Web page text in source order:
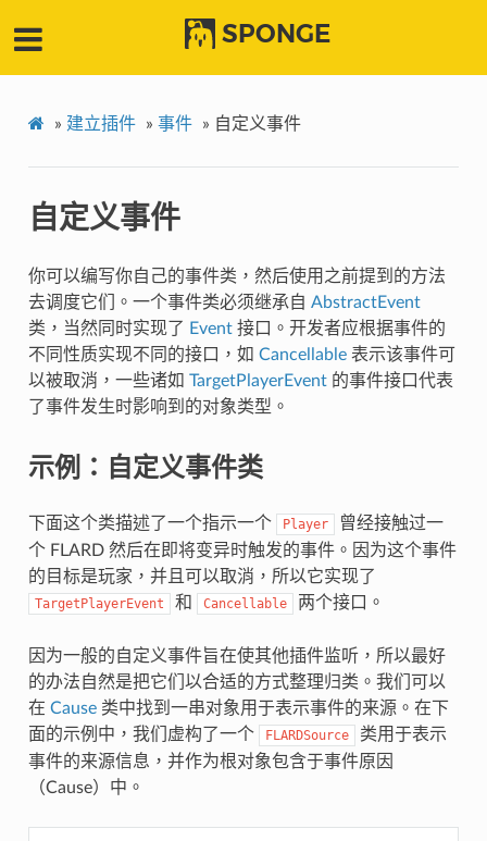
SPONGE
» 建立插件 » 事件 » 自定义事件
自定义事件
你可以编写你自己的事件类，然后使用之前提到的方法
去调度它们。一个事件类必须继承自 AbstractEvent
类，当然同时实现了
Event接口。开发者应根据事件的
不同性质实现不同的接口，如 Cancellable表示该事件可
以被取消，一些诸如 TargetPlayerEvent的事件接口代表
了事件发生时影响到的对象类型。
示例：自定义事件类
下面这个类描述了一个指示一个 Player
曾经接触过一
个 FLARD 然后在即将变异时触发的事件。因为这个事件
的目标是玩家，并且可以取消，所以它实现了
TargetPlayerEvent 和 Cancellable 两个接口。
因为一般的自定义事件旨在使其他插件监听，所以最好
的办法自然是把它们以合适的方式整理归类。我们可以
在 Cause类中找到一串对象用于表示事件的来源。在下
面的示例中，我们虚构了一个
FLARDSource
类用于表示
事件的来源信息，并作为根对象包含于事件原因
（Cause）中。